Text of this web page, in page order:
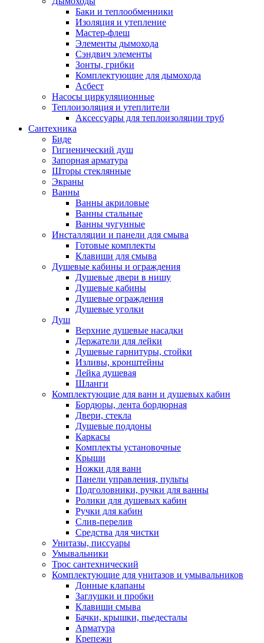
Баки и теплообменники
Изоляция и утепление
Мастер-флеш
Элементы дымохода
Сэндвич элементы
Зонты, грибки
Комплектующие для дымохода
Асбест
Насосы циркуляционные
Теплоизоляция и утеплители
Аксессуары для теплоизоляции труб
Сантехника
Биде
Гигиенический душ
Запорная арматура
Шторы стеклянные
Экраны
Ванны
Ванны акриловые
Ванны стальные
Ванны чугунные
Инсталляции и панели для смыва
Готовые комплекты
Клавиши для смыва
Душевые кабины и ограждения
Душевые двери в нишу
Душевые кабины
Душевые ограждения
Душевые уголки
Душ
Верхние душевые насадки
Держатели для лейки
Душевые гарнитуры, стойки
Изливы, кронштейны
Лейка душевая
Шланги
Комплектующие для ванн и душевых кабин
Бордюры, лента бордюрная
Двери, стекла
Душевые поддоны
Каркасы
Комплекты установочные
Крыши
Ножки для ванн
Панели управления, пульты
Подголовники, ручки для ванны
Ролики для душевых кабин
Ручки для кабин
Слив-перелив
Средства для чистки
Унитазы, писсуары
Умывальники
Трос сантехнический
Комплектующие для унитазов и умывальников
Донные клапаны
Заглушки и пробки
Клавиши смыва
Бачки, крышки, пьедесталы
Арматура
Крепежи